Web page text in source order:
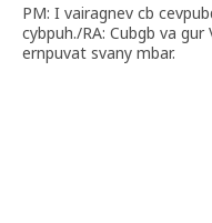
PM: I vairagnev cb
cybpuh./RA: Cubgb va gur
ernpuvat svany mbar.